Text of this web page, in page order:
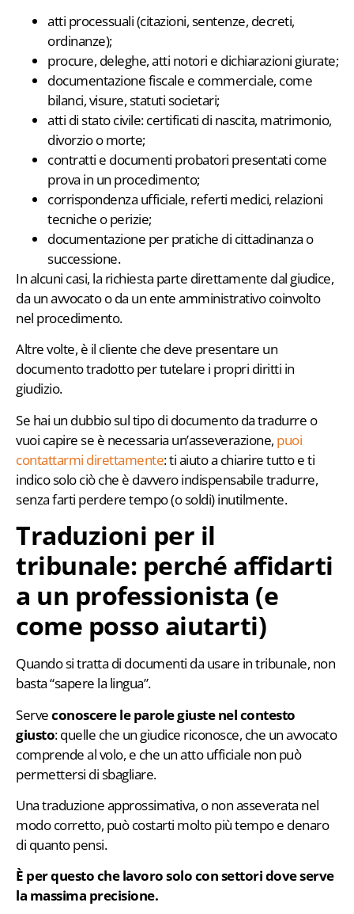
atti processuali (citazioni, sentenze, decreti,
ordinanze);
procure, deleghe, atti notori e dichiarazioni giurate;
documentazione fiscale e commerciale, come
bilanci, visure, statuti societari;
atti di stato civile: certificati di nascita, matrimonio,
divorzio o morte;
contratti e documenti probatori presentati come
prova in un procedimento;
corrispondenza ufficiale, referti medici, relazioni
tecniche o perizie;
documentazione per pratiche di cittadinanza o
successione.
In alcuni casi, la richiesta parte direttamente dal giudice,
da un avvocato o da un ente amministrativo coinvolto
nel procedimento.
Altre volte, è il cliente che deve presentare un
documento tradotto per tutelare i propri diritti in
giudizio.
Se hai un dubbio sul tipo di documento da tradurre o
vuoi capire se è necessaria un’asseverazione, puoi
contattarmi direttamente: ti aiuto a chiarire tutto e ti
indico solo ciò che è davvero indispensabile tradurre,
senza farti perdere tempo (o soldi) inutilmente.
Traduzioni per il
tribunale: perché affidarti
a un professionista (e
come posso aiutarti)
Quando si tratta di documenti da usare in tribunale, non
basta “sapere la lingua”.
Serveconoscerele parole giuste nel contesto
giusto: quelle che un giudice riconosce, che un avvocato
comprende al volo, e che un atto ufficiale non può
permettersi di sbagliare.
Una traduzione approssimativa, o non asseverata nel
modo corretto, può costarti molto più tempo e denaro
di quanto pensi.
È per questo che lavoro solo con settori dove serve
la massima precisione.